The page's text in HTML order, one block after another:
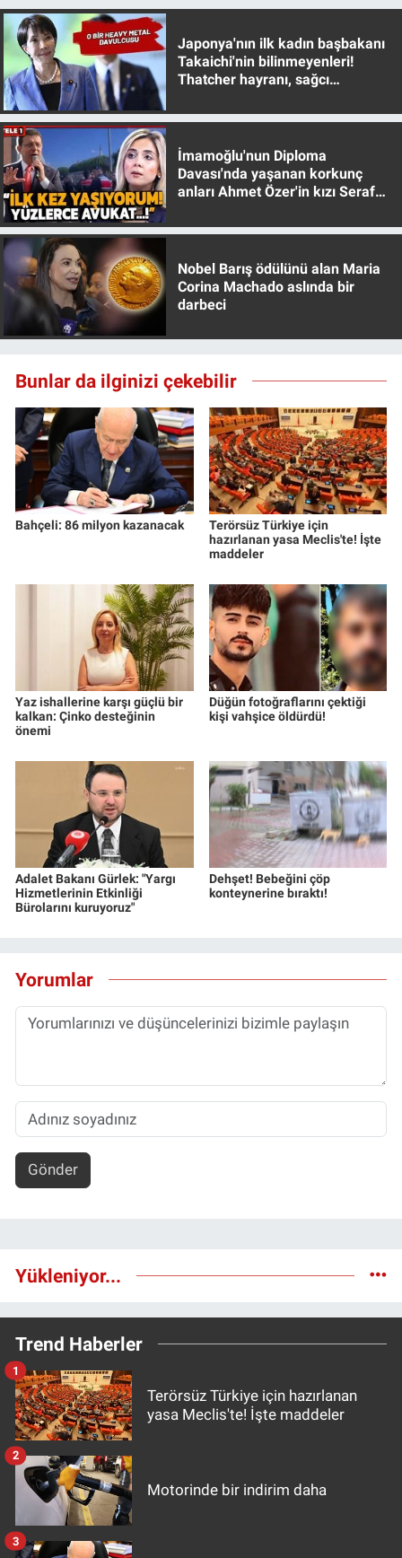
Japonya'nın ilk kadın başbakanı
Takaichi'nin bilinmeyenleri!
Thatcher hayranı, sağcı
İmamoğlu'nun Diploma
Davası'nda yaşanan korkunç
anları Ahmet Özer'in kızı Seraf
Nobel Barış ödülünü alan Maria
Corina Machado aslında bir
darbeci
Bunlar da ilginizi çekebilir
Bahçeli: 86 milyon kazanacak
Terörsüz Türkiye için
hazırlanan yasa Meclis'te! İşte
maddeler
Yaz ishallerine karşı güçlü bir
kalkan: Çinko desteğinin
önemi
Düğün fotoğraflarını çektiği
kişi vahşice öldürdü!
Adalet Bakanı Gürlek: "Yargı
Hizmetlerinin Etkinliği
Bürolarını kuruyoruz"
Dehşet! Bebeğini çöp
konteynerine bıraktı!
Yorumlar
Gönder
Yükleniyor...
Trend Haberler
Terörsüz Türkiye için hazırlanan
yasa Meclis'te! İşte maddeler
1
Motorinde bir indirim daha
2
3